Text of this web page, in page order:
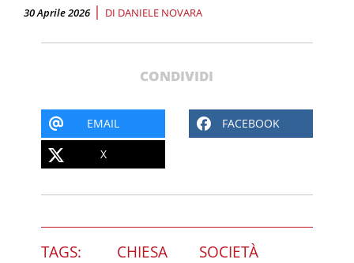
30 Aprile 2026 | DI DANIELE NOVARA
CONDIVIDI
EMAIL FACEBOOK
X
TAGS: CHIESA SOCIETÀ